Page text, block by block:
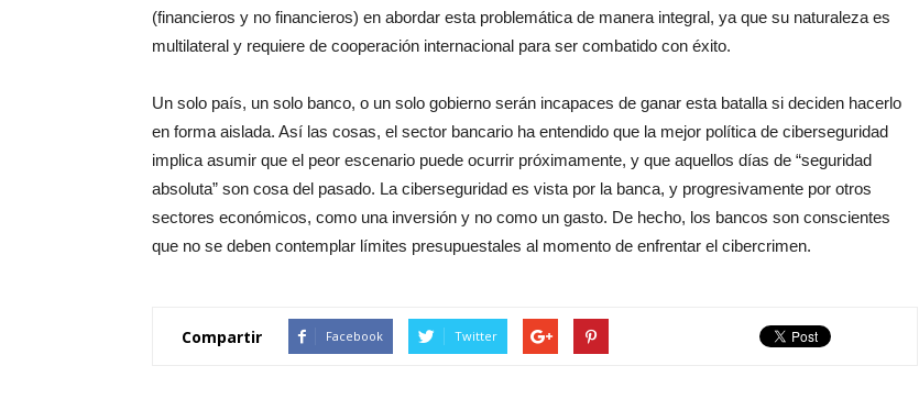
(financieros y no financieros) en abordar esta problemática de manera integral, ya que su naturaleza es
multilateral y requiere de cooperación internacional para ser combatido con éxito.
Un solo país, un solo banco, o un solo gobierno serán incapaces de ganar esta batalla si deciden hacerlo
en forma aislada. Así las cosas, el sector bancario ha entendido que la mejor política de ciberseguridad
implica asumir que el peor escenario puede ocurrir próximamente, y que aquellos días de “seguridad
absoluta” son cosa del pasado. La ciberseguridad es vista por la banca, y progresivamente por otros
sectores económicos, como una inversión y no como un gasto. De hecho, los bancos son conscientes
que no se deben contemplar límites presupuestales al momento de enfrentar el cibercrimen.
Compartir Facebook Twitter